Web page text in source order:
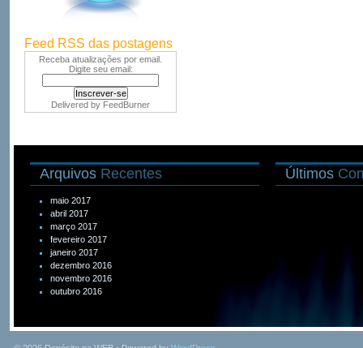
Feed RSS das postagens
Receba atualizações por email.
Digite seu email:
Delivered by FeedBurner
Arquivos Recentes
maio 2017
abril 2017
março 2017
fevereiro 2017
janeiro 2017
dezembro 2016
novembro 2016
outubro 2016
Últimos